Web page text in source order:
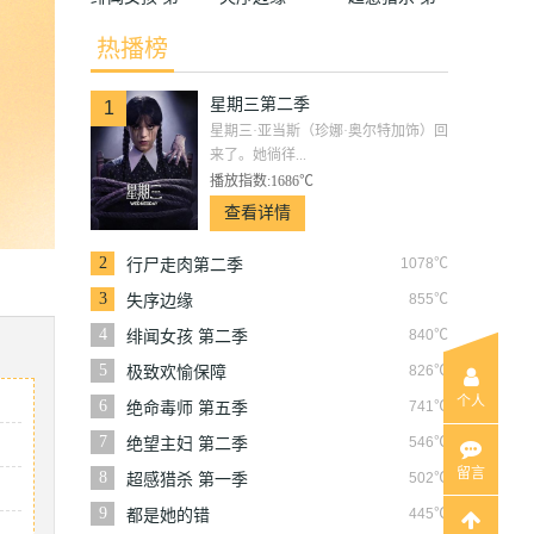
二季
热播榜
1 星期三第二季
星期三·亚当斯（珍娜·奥尔特加饰）回
来了。她徜徉...
播放指数:1686℃
查看详情
2 1078℃
行尸走肉第二季
3
855℃
失序边缘
4
840℃
绯闻女孩 第二季
5
826℃
极致欢愉保障
6
741℃
绝命毒师 第五季
7
546℃
绝望主妇 第二季
8
502℃
超感猎杀 第一季
9
445℃
都是她的错
个人
留言